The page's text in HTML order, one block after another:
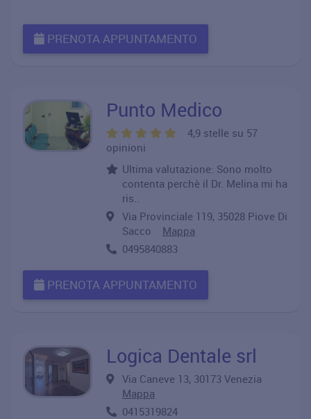
PRENOTA APPUNTAMENTO
Punto Medico
4,9 stelle su 57
opinioni
Ultima valutazione: Sono molto
contenta perchè il Dr. Melina mi ha
ris..
Via Provinciale 119, 35028 Piove Di
Sacco Mappa
0495840883
PRENOTA APPUNTAMENTO
Logica Dentale srl
Via Caneve 13, 30173 Venezia
Mappa
0415319824